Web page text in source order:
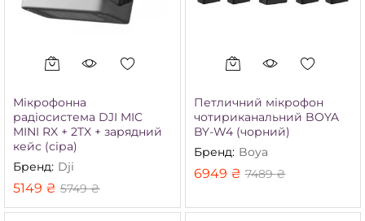
Мікрофонна
радіосистема DJI MIC
MINI RX + 2TX + зарядний
кейс (сіра)
Бренд: Dji
5149 ₴ 5749₴
Петличний мікрофон
чотириканальний BOYA
BY-W4 (чорний)
Бренд: Boya
6949 ₴ 7489₴